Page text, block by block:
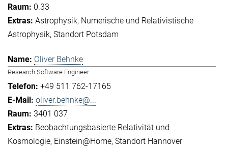
0.33
Astrophysik Numerische und Relativistische
Astrophysik Standort Potsdam
Oliver Behnke
Research Software Engineer
+49 511 762-17165
oliver.behnke@...
3401 037
Beobachtungsbasierte Relativität und
Kosmologie Einstein@Home Standort Hannover